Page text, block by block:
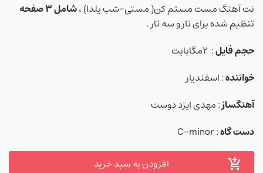
نت آهنگ مست مستم کن( مستی-شب یلدا) ،شامل ۳ صفحه
تنظیم شده برای تار و سه تار .
حجم فایل: ۲مگابایت
خواننده: اسفندیار
آهنگساز: مهدی ایزد دوست
دست گاه: C-minor
افزودن به سبد خرید